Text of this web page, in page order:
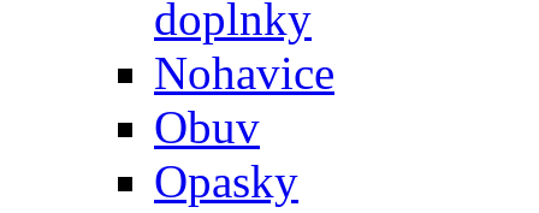
doplnky
Nohavice
Obuv
Opasky